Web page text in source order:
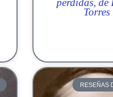
perdidas, de
Torres
RESEÑAS